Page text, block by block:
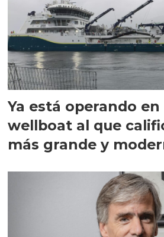
Ya está operando en
wellboat al que
más grande y